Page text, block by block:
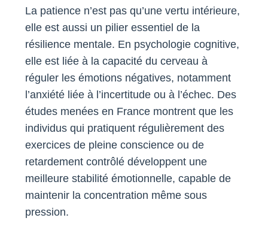
La patience n’est pas qu’une vertu intérieure,
elle est aussi un pilier essentiel de la
résilience mentale. En psychologie cognitive,
elle est liée à la capacité du cerveau à
réguler les émotions négatives, notamment
l’anxiété liée à l’incertitude ou à l’échec. Des
études menées en France montrent que les
individus qui pratiquent régulièrement des
exercices de pleine conscience ou de
retardement contrôlé développent une
meilleure stabilité émotionnelle, capable de
maintenir la concentration même sous
pression.